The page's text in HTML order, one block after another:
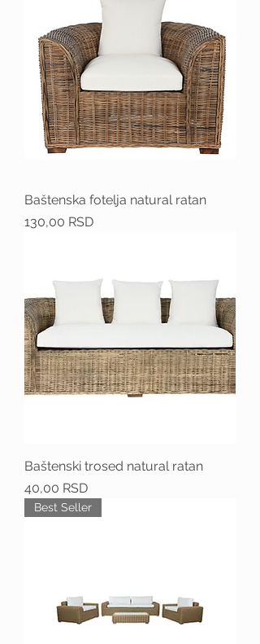
Baštenska fotelja natural ratan
Price
130,00 RSD
Baštenski trosed natural ratan
Price
40,00 RSD
Best Seller